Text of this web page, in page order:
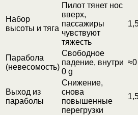
Набор
высоты и тяга
Пилот тянет нос
вверх,
пассажиры
чувствуют
тяжесть
Парабола
(невесомость)
Свободное
падение, внутри
0 g
≈0
Выход из
параболы
Снижение,
снова
повышенные
перегрузки